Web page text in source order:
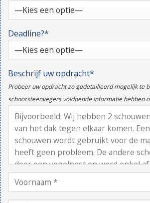
Deadline?*
Beschrijf uw opdracht*
Probeer uw opdracht zo gedetailleerd mogelijk te
schoorsteenvegers voldoende informatie hebben